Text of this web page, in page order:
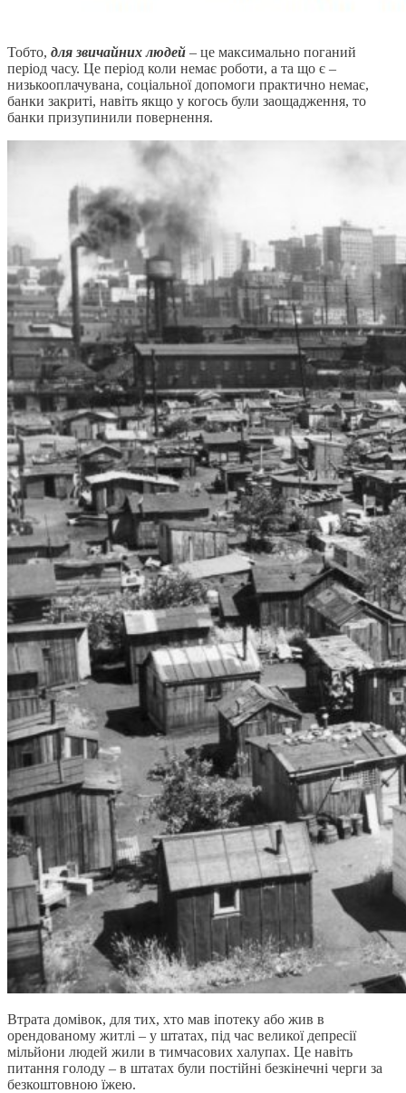
Тобто, для звичайних людей – це максимально поганий
період часу. Це період коли немає роботи, а та що є –
низькооплачувана, соціальної допомоги практично немає,
банки закриті, навіть якщо у когось були заощадження, то
банки призупинили повернення.
Втрата домівок, для тих, хто мав іпотеку або жив в
орендованому житлі – у штатах, під час великої депресії
мільйони людей жили в тимчасових халупах. Це навіть
питання голоду – в штатах були постійні безкінечні черги за
безкоштовною їжею.